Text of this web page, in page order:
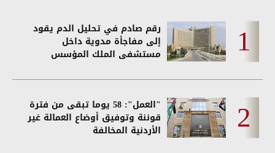
رقم صادم في تحليل الدم يقود
إلى مفاجأة مدوية داخل
مستشفى الملك المؤسس
"العمل": 58 يوما تبقى من فترة
قوننة وتوفيق أوضاع العمالة غير
الأردنية المخالفة